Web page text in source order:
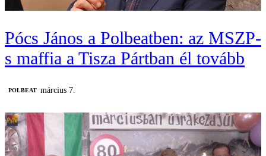
Pócs János a Polbeatben: az MSZP-
s maffia a Tisza Pártban él tovább
‎POLBEAT március 7.